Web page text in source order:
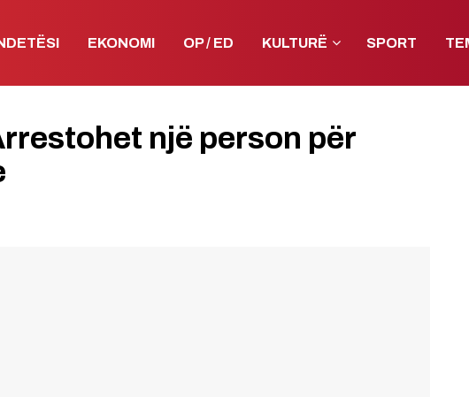
EKONOMI OP / ED KULTURË SPORT
një person për